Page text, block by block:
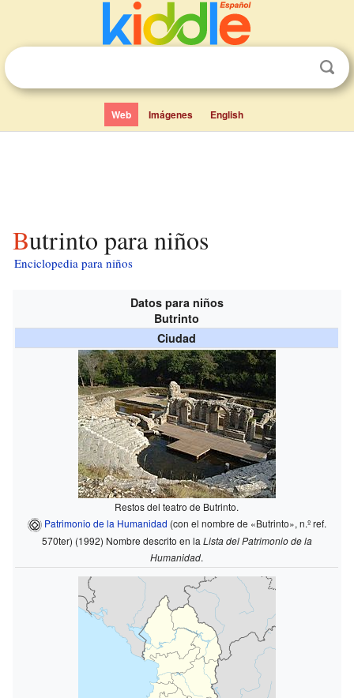
Web Imágenes English
Butrinto para niños
Enciclopedia para niños
Datos para niños
Butrinto
Ciudad
Restos del teatro de Butrinto.
Patrimonio de la Humanidad (con el nombre de «Butrinto», n.º ref.
570ter) (1992) Nombre descrito en la Lista del Patrimonio de la
Humanidad.